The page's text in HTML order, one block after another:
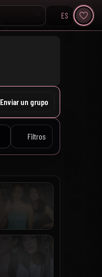
ES
Enviar un grupo
Filtros